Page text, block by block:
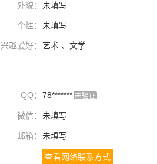
外貌： 未填写
个性： 未填写
兴趣爱好： 艺术 、文学
QQ： 78******* 未验证
微信： 未填写
邮箱： 未填写
查看网络联系方式